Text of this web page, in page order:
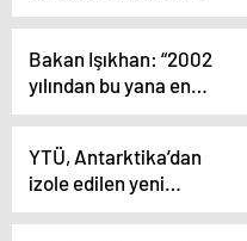
Karaaslan:
hedeflerini
gerçekleştirmeden
ulusal hedefe ulaşmak
mümkün değil
Bakan Işıkhan: “2002
yılından bu yana en
yüksek istihdam
YTÜ, Antarktika’dan
izole edilen yeni
bakteri türleriyle enerji